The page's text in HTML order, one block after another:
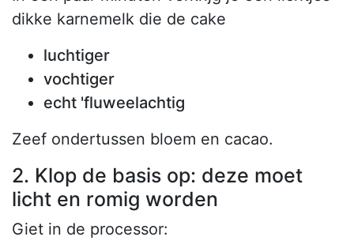
dikke karnemelk die de cake
luchtiger
vochtiger
echt 'fluweelachtig
Zeef ondertussen bloem en cacao.
2. Klop de basis op: deze moet
licht en romig worden
Giet in de processor: